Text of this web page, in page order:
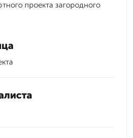
проекта загородного